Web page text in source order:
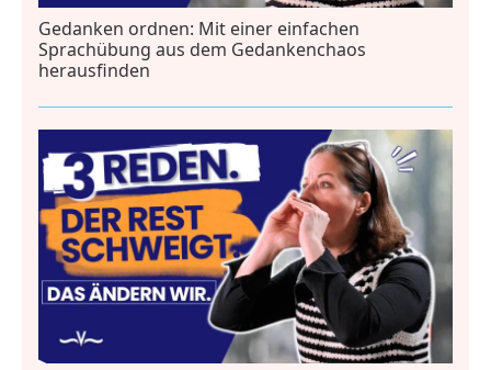
Gedanken ordnen: Mit einer einfachen
Sprachübung aus dem Gedankenchaos
herausfinden